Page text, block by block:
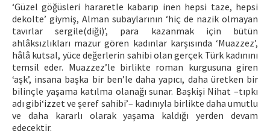
‘Güzel göğüsleri hararetle kabarıp inen hepsi taze, hepsi
dekolte’ giymiş, Alman subaylarının ‘hiç de nazik olmayan
tavırlar sergile(diği)’, para kazanmak için bütün
ahlâksızlıkları mazur gören kadınlar karşısında ‘Muazzez’,
hâlâ kutsal, yüce değerlerin sahibi olan gerçek Türk kadınını
temsil eder. Muazzez’le birlikte roman kurgusuna giren
‘aşk’, insana başka bir ben’le daha yapıcı, daha üretken bir
bilinçle yaşama katılma olanağı sunar. Başkişi Nihat –tıpkı
adı gibi‘izzet ve şeref sahibi’– kadınıyla birlikte daha umutlu
ve daha kararlı olarak yaşama kaldığı yerden devam
edecektir.